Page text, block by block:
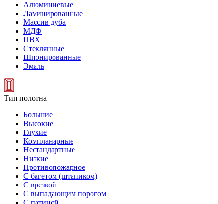
Алюминиевые
Ламинированные
Массив дуба
МДФ
ПВХ
Стеклянные
Шпонированные
Эмаль
Тип полотна
Большие
Высокие
Глухие
Компланарные
Нестандартные
Низкие
Противопожарное
С багетом (штапиком)
С врезкой
С выпадающим порогом
С патиной